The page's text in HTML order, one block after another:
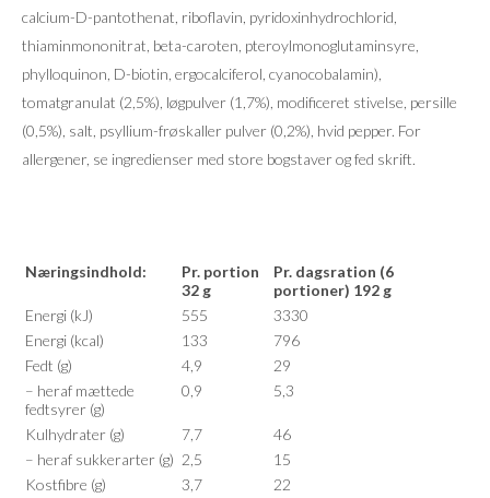
calcium-D-pantothenat, riboflavin, pyridoxinhydrochlorid,
thiaminmononitrat, beta-caroten, pteroylmonoglutaminsyre,
phylloquinon, D-biotin, ergocalciferol, cyanocobalamin),
tomatgranulat (2,5%), løgpulver (1,7%), modificeret stivelse, persille
(0,5%), salt, psyllium-frøskaller pulver (0,2%), hvid pepper. For
allergener, se ingredienser med store bogstaver og fed skrift.
Næringsindhold:
Pr. portion
32 g
Pr. dagsration (6
portioner) 192 g
Energi (kJ)
555
3330
Energi (kcal)
133
796
Fedt (g)
4,9
29
– heraf mættede
fedtsyrer (g)
0,9 5,3
Kulhydrater (g) 7,7
46
– heraf sukkerarter (g) 2,5
15
Kostfibre (g)
3,7
22